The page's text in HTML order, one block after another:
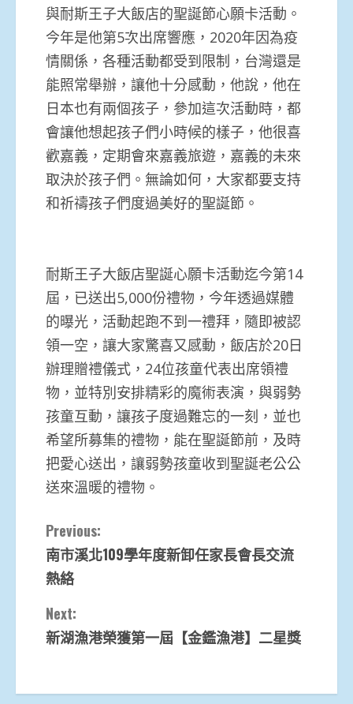
與耐斯王子大飯店的聖誕節心願卡活動。
今年是他第5次出席響應，2020年因為疫
情關係，各種活動都受到限制，台灣還是
能照常舉辦，讓他十分感動，他說，他在
日本也有兩個孩子，參加這次活動時，都
會讓他想起孩子們小時候的樣子，他很喜
歡嘉義，定期會來嘉義旅遊，嘉義的未來
取決於孩子們。無論如何，大家都要支持
和祈禱孩子們度過美好的聖誕節。
耐斯王子大飯店聖誕心願卡活動迄今第14
屆，已送出5,000份禮物，今年透過媒體
的曝光，活動起跑不到一禮拜，隨即被認
領一空，讓大家驚喜又感動，飯店於20日
辦理贈禮儀式，24位孩童代表出席領禮
物，並特別安排精彩的魔術表演，與弱勢
孩童互動，讓孩子度過難忘的一刻，並也
希望所募集的禮物，能在聖誕節前，及時
把愛心送出，讓弱勢孩童收到聖誕老公公
送來溫暖的禮物。
Continue
Reading
Previous:
南市溪北109學年度新卸任家長會長交流
熱絡
Next:
新湖漁港榮獲第一屆【金鑑漁港】二星獎